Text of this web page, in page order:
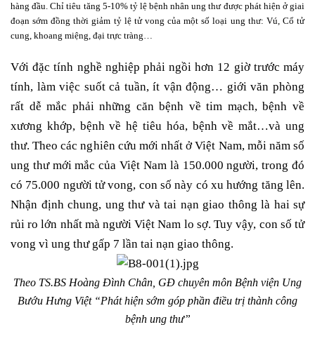
hàng đầu. Chỉ tiêu tăng 5-10% tỷ lệ bệnh nhân ung thư được phát hiện ở giai
đoạn sớm đồng thời giảm tỷ lệ tử vong của một số loại ung thư: Vú, Cổ tử
cung, khoang miệng, đại trực tràng…
Với đặc tính nghề nghiệp phải ngồi hơn 12 giờ trước máy
tính, làm việc suốt cả tuần, ít vận động… giới văn phòng
rất dễ mắc phải những căn bệnh về tim mạch, bệnh về
xương khớp, bệnh về hệ tiêu hóa, bệnh về mắt…và ung
thư. Theo các nghiên cứu mới nhất ở Việt Nam, mỗi năm số
ung thư mới mắc của Việt Nam là 150.000 người, trong đó
có 75.000 người tử vong, con số này có xu hướng tăng lên.
Nhận định chung, ung thư và tai nạn giao thông là hai sự
rủi ro lớn nhất mà người Việt Nam lo sợ. Tuy vậy, con số tử
vong vì ung thư gấp 7 lần tai nạn giao thông.
Theo TS.BS Hoàng Đình Chân, GĐ chuyên môn Bệnh viện Ung
Bướu Hưng Việt “Phát hiện sớm góp phần điều trị thành công
bệnh ung thư”